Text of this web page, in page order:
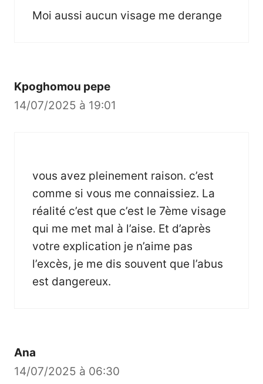
Moi aussi aucun visage me derange
Kpoghomou pepe
14/07/2025 à 19:01
vous avez pleinement raison. c’est
comme si vous me connaissiez. La
réalité c’est que c’est le 7ème visage
qui me met mal à l’aise. Et d’après
votre explication je n’aime pas
l’excès, je me dis souvent que l’abus
est dangereux.
Ana
14/07/2025 à 06:30